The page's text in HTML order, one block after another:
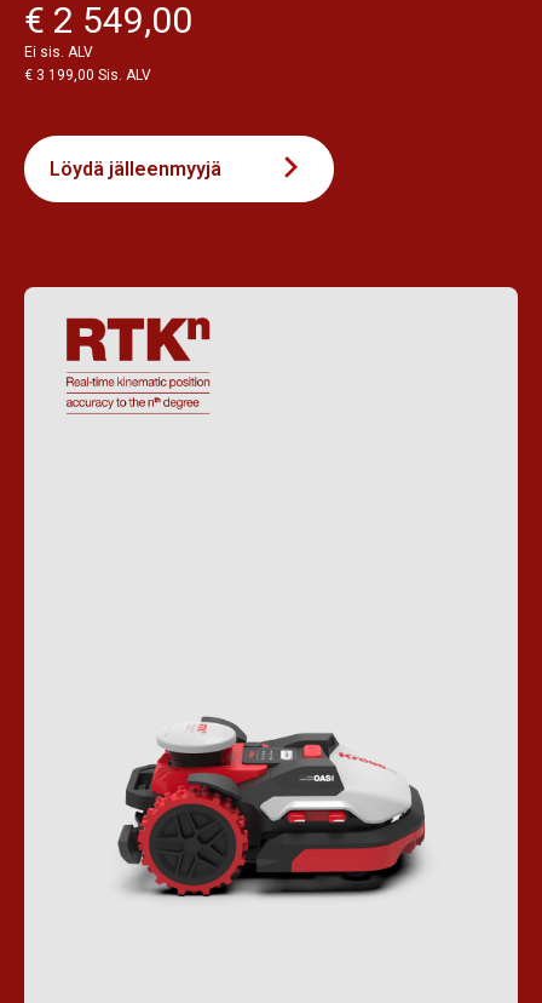
€ 2 549,00
Ei sis. ALV
€ 3 199,00 Sis. ALV
Löydä jälleenmyyjä